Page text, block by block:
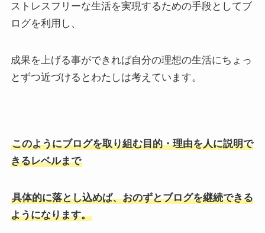
ストレスフリーな生活を実現するための手段としてブ
ログを利用し、
成果を上げる事ができれば自分の理想の生活にちょっ
とずつ近づけるとわたしは考えています。
このようにブログを取り組む目的・理由を人に説明で
きるレベルまで
具体的に落とし込めば、おのずとブログを継続できる
ようになります。